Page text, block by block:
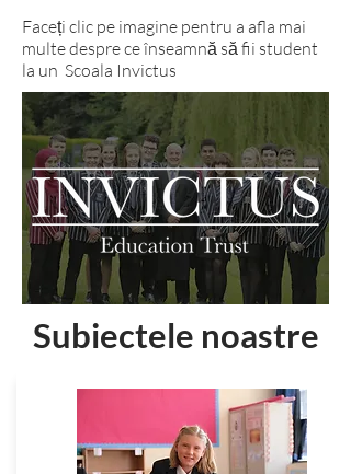
Faceți clic pe imagine pentru a afla mai
multe despre ce înseamnă să fii student
la un Scoala Invictus
Subiectele noastre